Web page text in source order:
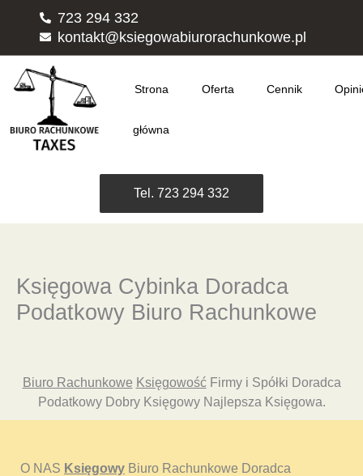
723 294 332
kontakt@ksiegowabiurorachunkowe.pl
Strona
główna
Oferta Cennik
Tel. 723 294 332
Księgowa Cybinka Doradca
Podatkowy Biuro Rachunkowe
Biuro Rachunkowe KsięgowośćFirmy i Spółki Doradca
Podatkowy Dobry Księgowy Najlepsza Księgowa.
O NAS Księgowy Biuro Rachunkowe Doradca